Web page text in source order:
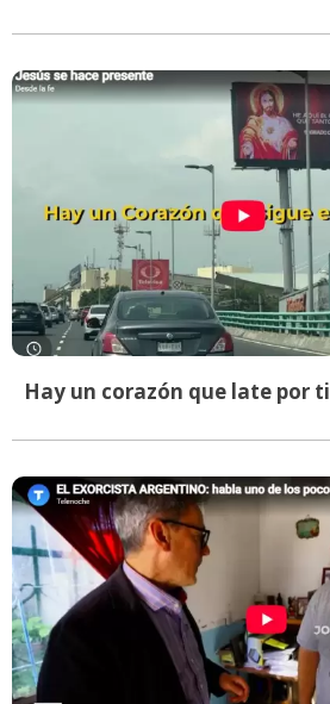
Hay un corazón que late por ti